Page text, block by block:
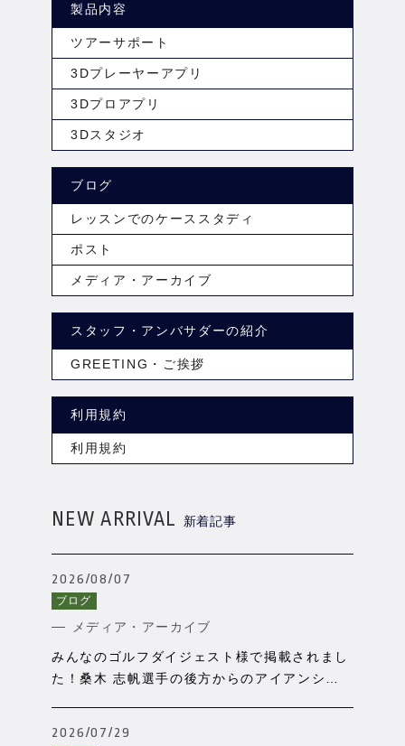
製品内容
ツアーサポート
3Dプレーヤーアプリ
3Dプロアプリ
3Dスタジオ
ブログ
レッスンでのケーススタディ
ポスト
メディア・アーカイブ
スタッフ・アンバサダーの紹介
GREETING・ご挨拶
利用規約
利用規約
NEW ARRIVAL 新着記事
2026/08/07
ブログ
メディア・アーカイブ
みんなのゴルフダイジェスト様で掲載されまし
た！桑木 志帆選手の後方からのアイアンショ
2026/07/29